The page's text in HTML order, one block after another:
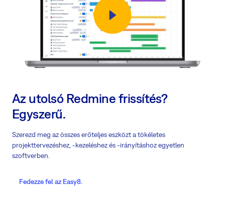
Az utolsó Redmine frissítés?
Egyszerű.
Szerezd meg az összes erőteljes eszközt a tökéletes
projekttervezéshez, -kezeléshez és -irányításhoz egyetlen
szoftverben.
Fedezze fel az Easy8.